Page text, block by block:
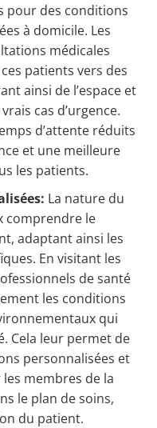
pour des conditions
à domicile. Les
médicales
patients vers des
ainsi de l’espace et
cas d’urgence.
d’attente réduits
et une meilleure
les patients.
La nature du
comprendre le
adaptant ainsi les
En visitant les
de santé
les conditions
qui
Cela leur permet de
personnalisées et
membres de la
le plan de soins,
du patient.